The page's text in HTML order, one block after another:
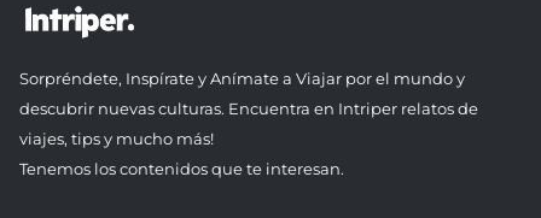
Sorpréndete, Inspírate y Anímate a Viajar por el mundo y
descubrir nuevas culturas. Encuentra en Intriper relatos de
viajes, tips y mucho más!
Tenemos los contenidos que te interesan.